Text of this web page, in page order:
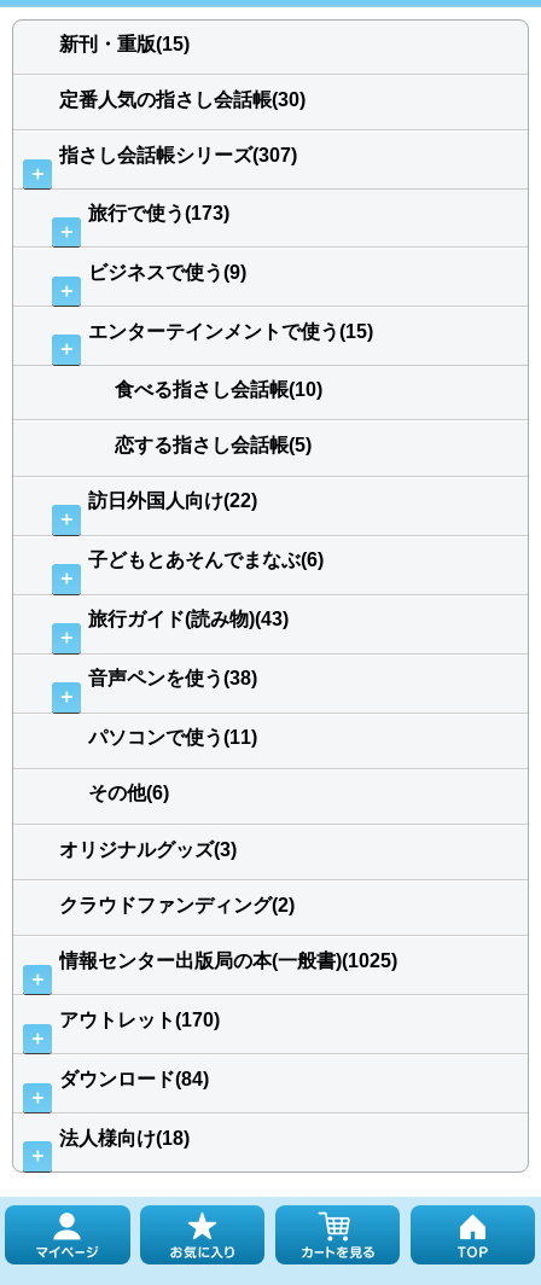
新刊・重版(15)
定番人気の指さし会話帳(30)
＋
指さし会話帳シリーズ(307)
＋
旅行で使う(173)
＋
ビジネスで使う(9)
＋
エンターテインメントで使う(15)
食べる指さし会話帳(10)
恋する指さし会話帳(5)
＋
訪日外国人向け(22)
＋
子どもとあそんでまなぶ(6)
＋
旅行ガイド(読み物)(43)
＋
音声ペンを使う(38)
パソコンで使う(11)
その他(6)
オリジナルグッズ(3)
クラウドファンディング(2)
＋
情報センター出版局の本(一般書)(1025)
＋
アウトレット(170)
＋
ダウンロード(84)
＋
法人様向け(18)